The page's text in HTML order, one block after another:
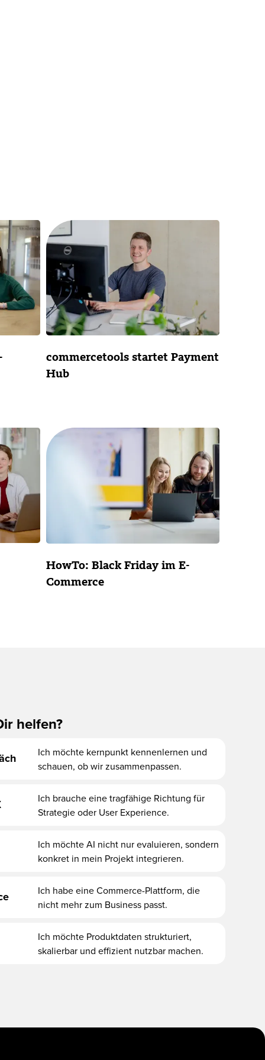
commercetools startet Payment
Hub
HowTo: Black Friday im E-
Commerce
helfen?
Ich möchte kernpunkt kennenlernen und
schauen, ob wir zusammenpassen.
Ich brauche eine tragfähige Richtung für
Strategie oder User Experience.
Ich möchte AI nicht nur evaluieren, sondern
konkret in mein Projekt integrieren.
Ich habe eine Commerce-Plattform, die
nicht mehr zum Business passt.
Ich möchte Produktdaten strukturiert,
skalierbar und effizient nutzbar machen.